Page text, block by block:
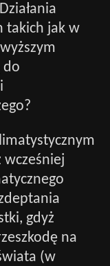
takich jak w
do
gdyż
na
(w